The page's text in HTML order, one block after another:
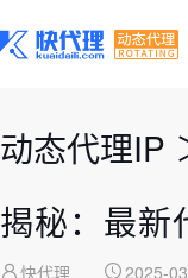
动态代理IP
揭秘：最新
快代理 2025-